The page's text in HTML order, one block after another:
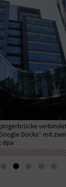
Docks“ mit
dpa